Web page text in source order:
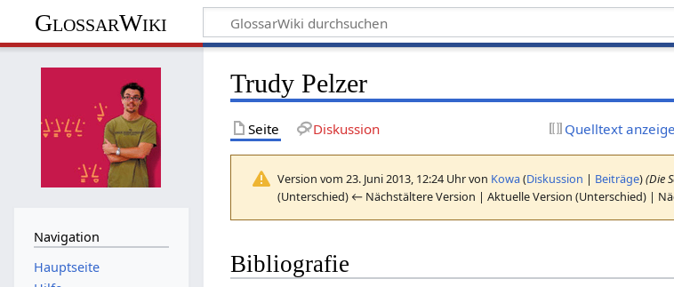
GlossarWiki
Trudy Pelzer
Seite Diskussion Quelltext
Version vom 23. Juni 2013, 12:24 Uhr von Kowa(Diskussion | Beiträge)(Die
(Unterschied) ← Nächstältere Version | Aktuelle Version (Unterschied) |
Bibliografie
Navigation
Hauptseite